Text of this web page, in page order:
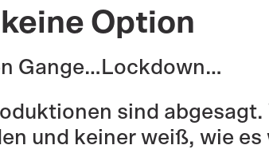
Option
Gange…Lockdown…
sind
und keiner weiß, wie es